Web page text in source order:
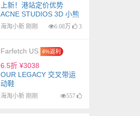
上新！港站定价优势
ACNE STUDIOS 3D 小熊
印花牛仔裤
海淘小新 刚刚 6.08万 3
Farfetch US 4%返利
6.5折 ¥3038
OUR LEGACY 交叉带运
动鞋
海淘小新 刚刚 557